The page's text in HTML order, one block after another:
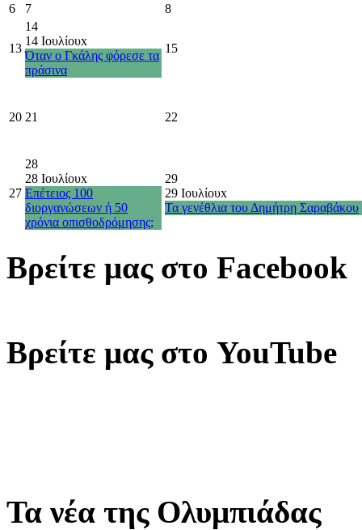
6
7 8
13
14
14 Ιουλίουx
Όταν ο Γκάλης φόρεσε τα
πράσινα
15
20 21 22
27
28
28 Ιουλίουx
Επέτειος 100
διοργανώσεων ή 50
χρόνια οπισθοδρόμησης;
29
29 Ιουλίουx
Τα γενέθλια του Δημήτρη Σαραβάκου
Βρείτε μας στο Facebook
Βρείτε μας στο YouTube
Τα νέα της Ολυμπιάδας